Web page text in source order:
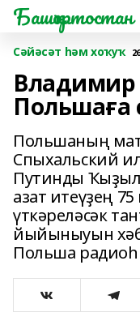
Башҡортостан
Сәйәсәт һәм хоҡуҡ
Польшаға
Польшаның
Спыхальский
Путинды
азат итеүҙең
үткәреләсәк
йыйыныуын
Польша